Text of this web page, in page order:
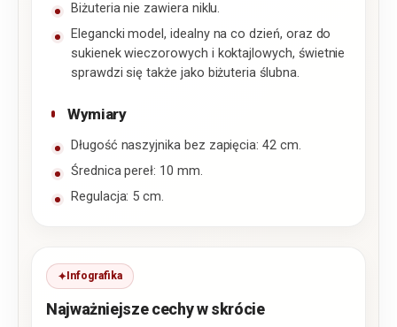
Biżuteria nie zawiera niklu.
Elegancki model, idealny na co dzień, oraz do
sukienek wieczorowych i koktajlowych, świetnie
sprawdzi się także jako biżuteria ślubna.
Wymiary
Długość naszyjnika bez zapięcia: 42 cm.
Średnica pereł: 10 mm.
Regulacja: 5 cm.
Infografika
Najważniejsze cechy w skrócie